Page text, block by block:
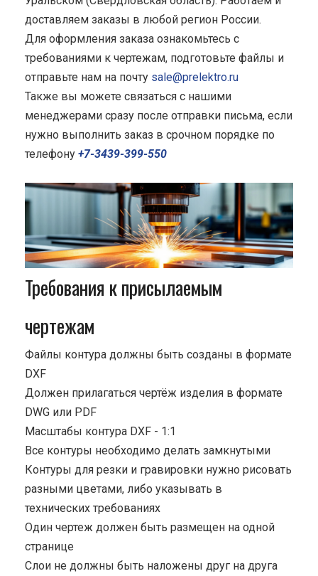
доставляем заказы в любой регион России.
Для оформления заказа ознакомьтесь с
требованиями к чертежам, подготовьте файлы и
отправьте нам на почту sale@prelektro.ru
Также вы можете связаться с нашими
менеджерами сразу после отправки письма, если
нужно выполнить заказ в срочном порядке по
телефону +7-3439-399-550
Требования к присылаемым
чертежам
Файлы контура должны быть созданы в формате
DXF
Должен прилагаться чертёж изделия в формате
DWG или PDF
Масштабы контура DXF - 1:1
Все контуры необходимо делать замкнутыми
Контуры для резки и гравировки нужно рисовать
разными цветами, либо указывать в
технических требованиях
Один чертеж должен быть размещен на одной
странице
Cлои не должны быть наложены друг на друга